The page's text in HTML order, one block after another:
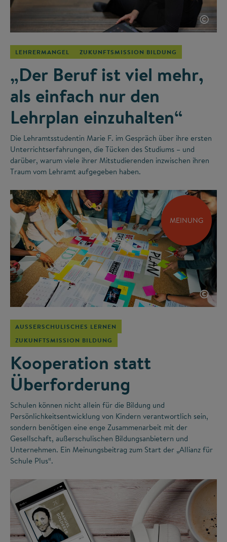
©
LEHRERMANGEL ZUKUNFTSMISSION BILDUNG
„Der Beruf ist viel mehr,
als einfach nur den
Lehrplan einzuhalten“
Die Lehramtsstudentin Marie F. im Gespräch über ihre ersten
Unterrichtserfahrungen, die Tücken des Studiums – und
darüber, warum viele ihrer Mitstudierenden inzwischen ihren
Traum vom Lehramt aufgegeben haben.
MEINUNG
©
AUSSERSCHULISCHES LERNEN
ZUKUNFTSMISSION BILDUNG
Kooperation statt
Überforderung
Schulen können nicht allein für die Bildung und
Persönlichkeitsentwicklung von Kindern verantwortlich sein,
sondern benötigen eine enge Zusammenarbeit mit der
Gesellschaft, außerschulischen Bildungsanbietern und
Unternehmen. Ein Meinungsbeitrag zum Start der „Allianz für
Schule Plus“.